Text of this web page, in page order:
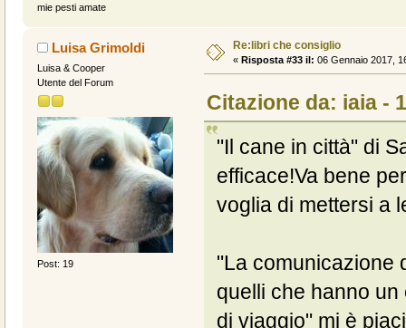
mie pesti amate
Luisa Grimoldi
Luisa & Cooper
Utente del Forum
Post: 19
Re:libri che consiglio
« Risposta #33 il: 06 Gennaio 2017,
Citazione da: iaia -
"Il cane in città" di
efficace!Va bene
voglia di mettersi a
"La comunicazione
quelli che hanno
di viaggio" mi è